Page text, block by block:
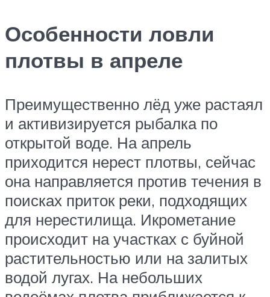
Особенности ловли
плотвы в апреле
Преимущественно лёд уже растаял
и активизируется рыбалка по
открытой воде. На апрель
приходится нерест плотвы, сейчас
она направляется против течения в
поисках приток реки, подходящих
для нерестилища. Икрометание
происходит на участках с буйной
растительностью или на залитых
водой лугах. На небольших